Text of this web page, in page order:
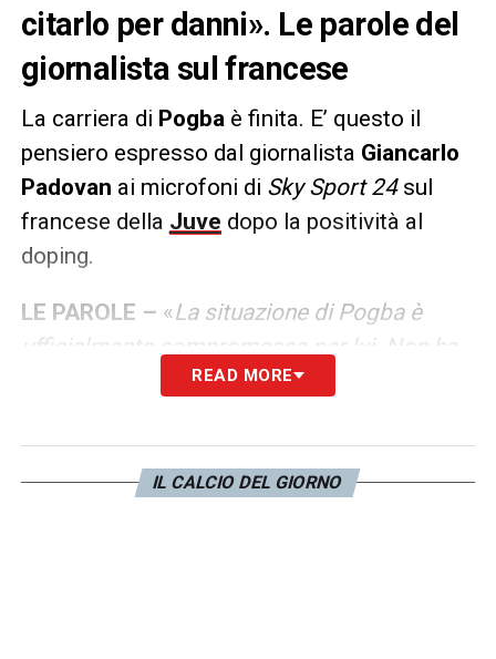
citarlo per danni». Le parole del
giornalista sul francese
La carriera di Pogba è finita. E’ questo il
pensiero espresso dal giornalista Giancarlo
Padovan ai microfoni di Sky Sport 24 sul
francese della Juve dopo la positività al
doping.
LE PAROLE – «La situazione di Pogba è
ufficialmente compromessa per lui. Non ha
mai parlato e quel che è filtrato non è stato
personale del giocatore aiutato da un
medico amico. Pogba ha finito la carriera,
READ MORE
IL CALCIO DEL GIORNO